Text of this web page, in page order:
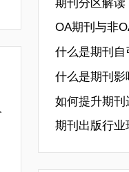
期刊分区解读
OA期刊与非
什么是期刊自
什么是期刊影
如何提升期刊
期刊出版行